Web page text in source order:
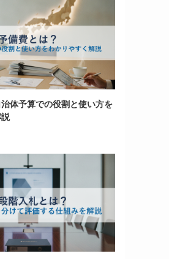
体予算での役割と使い方を